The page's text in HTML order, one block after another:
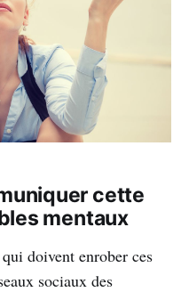
cette
mentaux
doivent enrober ces
sociaux des